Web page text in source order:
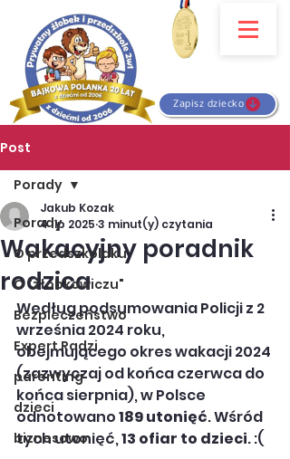
Zapisz dziecko
Post
Porady
O przedszkolaku
O "żłobkowiczu"
Bezpieczeństwo
Expert Radzi
parenting
dzieci
biznesowo
Porady
Wakacyjny poradnik
rodzica
Jakub Kozak
4 lip 2025 3 minut(y) czytania
Według podsumowania Policji z 2
września 2024 roku,
obejmującego okres wakacji 2024
(zazwyczaj od końca czerwca do
końca sierpnia), w Polsce
odnotowano 189 utonięć. Wśród
tych utonięć, 13 ofiar to dzieci. :(